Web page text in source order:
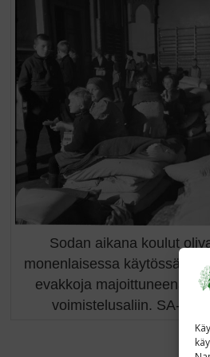
Sodan aikana koulut
monenlaisessa käytössä.
evakkoja majoittuneena
voimistelusaliin. SA-kuva.